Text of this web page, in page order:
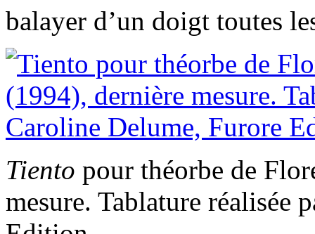
balayer d’un doigt toutes
Tiento pour théorbe de
mesure. Tablature réalisée